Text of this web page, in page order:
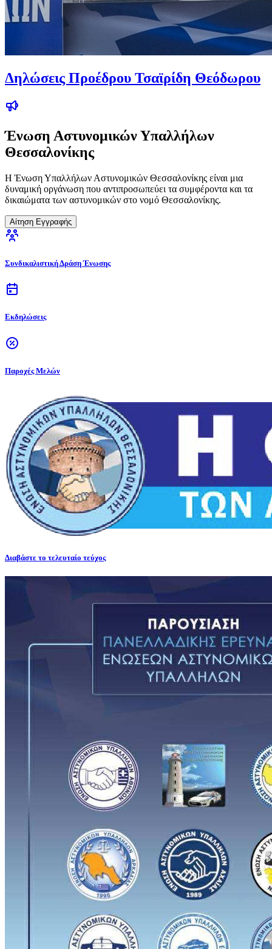
Δηλώσεις Προέδρου Τσαϊρίδη Θεόδωρου
Ένωση Αστυνομικών Υπαλλήλων
Θεσσαλονίκης
Η Ένωση Υπαλλήλων Αστυνομικών Θεσσαλονίκης είναι μια
δυναμική οργάνωση που αντιπροσωπεύει τα συμφέροντα και τα
δικαιώματα των αστυνομικών στο νομό Θεσσαλονίκης.
Αίτηση Εγγραφής
Συνδικαλιστική Δράση Ένωσης
Εκδηλώσεις
Παροχές Μελών
Διαβάστε το τελευταίο τεύχος